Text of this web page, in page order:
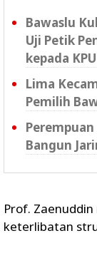
Bawaslu
Uji Petik
kepada
Lima
Pemilih
Bangun
Prof.
keterlibatan